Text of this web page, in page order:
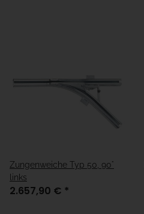
Zungenweiche Typ 50, 90°
links
2.657,90 € *